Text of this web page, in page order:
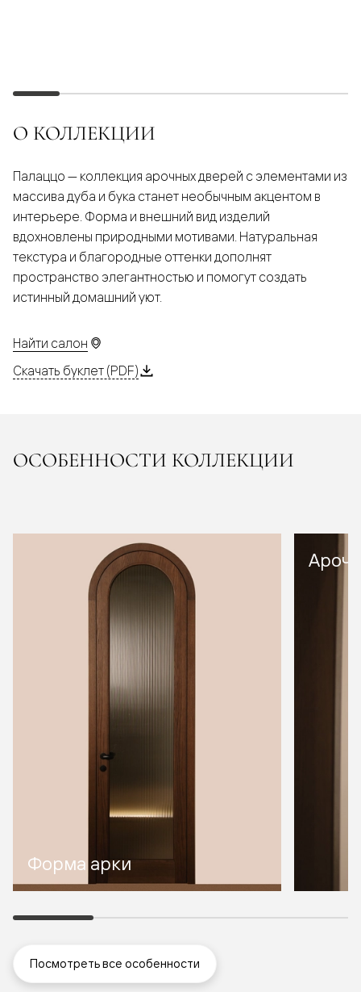
О КОЛЛЕКЦИИ
Палаццо — коллекция арочных дверей с элементами из
массива дуба и бука станет необычным акцентом в
интерьере. Форма и внешний вид изделий
вдохновлены природными мотивами. Натуральная
текстура и благородные оттенки дополнят
пространство элегантностью и помогут создать
истинный домашний уют.
Найти салон
Скачать буклет (PDF)
ОСОБЕННОСТИ КОЛЛЕКЦИИ
Форма арки
Посмотреть все особенности